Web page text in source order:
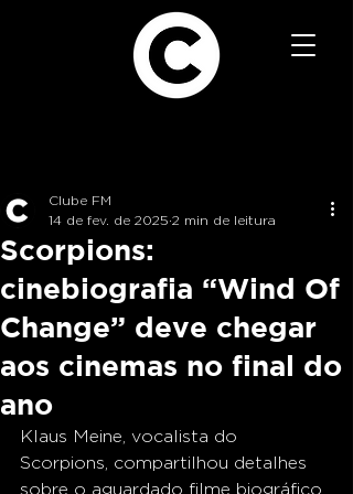
Scorpions:
cinebiografia “Wind Of
Change” deve chegar
aos cinemas no final do
ano
Clube FM
14 de fev. de 2025 2 min de leitura
Klaus Meine, vocalista do
Scorpions, compartilhou detalhes
sobre o aguardado filme biográfico